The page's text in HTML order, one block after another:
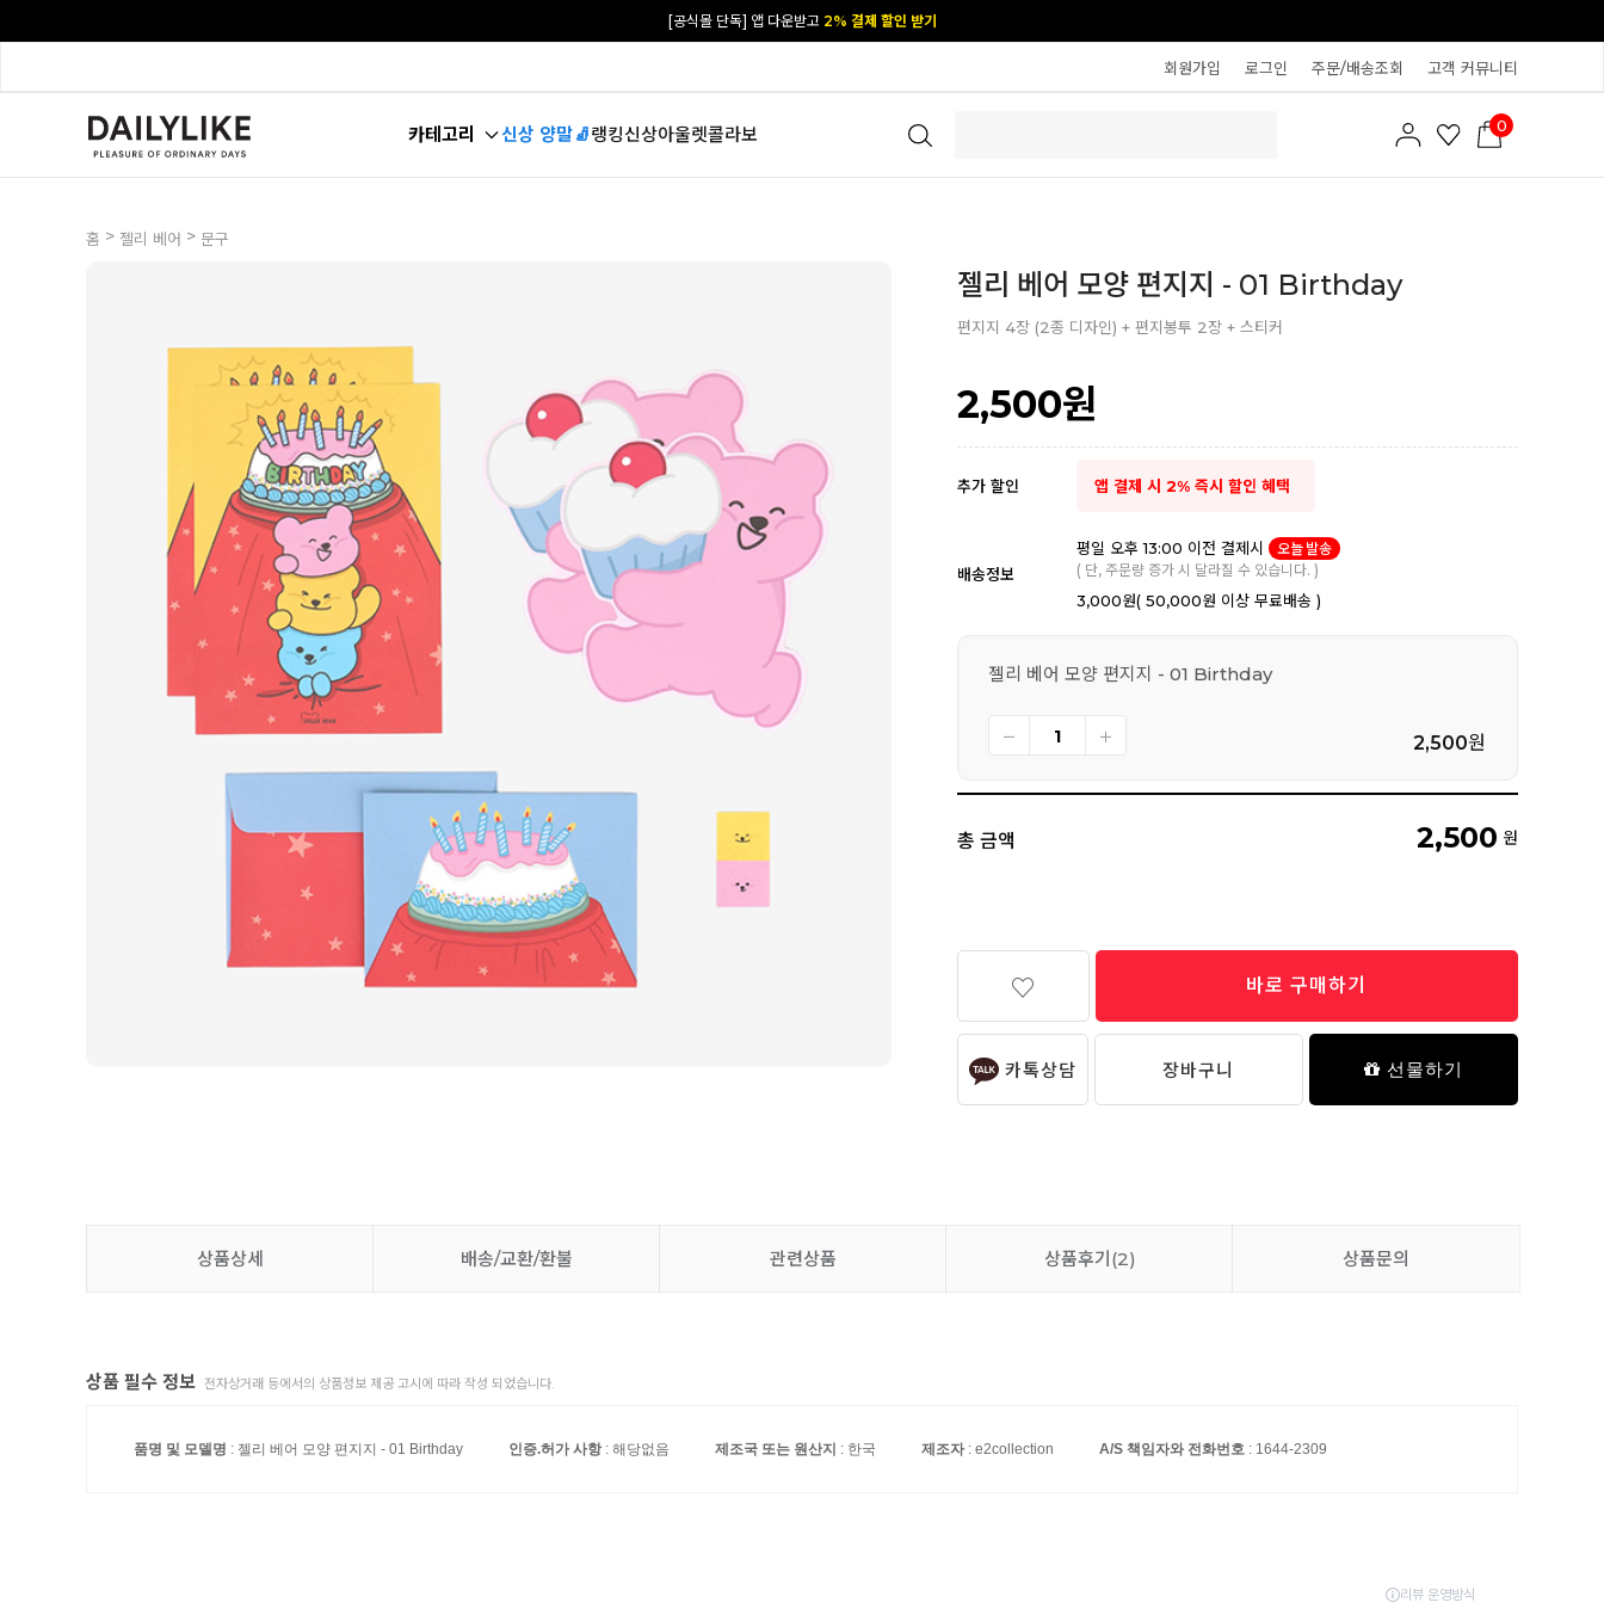
[공식몰 단독] 앱 다운받고 2% 결제 할인 받기
회원가입 로그인 주문/배송조회 고객 커뮤니티
카테고리 신상 양말🧦랭킹신상아울렛콜라보 0
홈 > 젤리 베어 > 문구
젤리 베어 모양 편지지 - 01 Birthday
편지지 4장 (2종 디자인) + 편지봉투 2장 + 스티커
2,500원
추가 할인 앱 결제 시 2% 즉시 할인 혜택
배송정보
평일 오후 13:00 이전 결제시
오늘 발송
( 단, 주문량 증가 시 달라질 수 있습니다. )
3,000원( 50,000원 이상 무료배송 )
젤리 베어 모양 편지지 - 01 Birthday
2,500원
총 금액 2,500 원
바로 구매하기
카톡상담 장바구니 선물하기
상품상세 배송/교환/환불 관련상품 상품후기(2) 상품문의
상품 필수 정보 전자상거래 등에서의 상품정보 제공 고시에 따라 작성 되었습니다.
품명 및 모델명 : 젤리 베어 모양 편지지 - 01 Birthday 인증.허가 사항: 해당없음 제조국 또는 원산지 : 한국 제조자: e2collection A/S 책임자와 전화번호 : 1644-2309